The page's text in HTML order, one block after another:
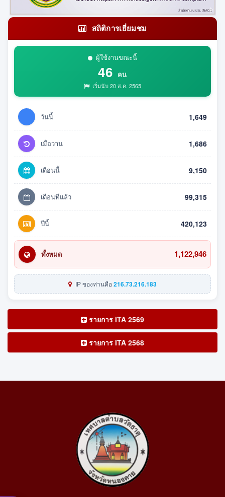
สถิติการเยี่ยมชม
ผู้ใช้งานขณะนี้
46 คน
เริ่มนับ 20 ส.ค. 2565
วันนี้ 1,649
เมื่อวาน 1,686
เดือนนี้ 9,150
เดือนที่แล้ว 99,315
ปีนี้ 420,123
ทั้งหมด 1,122,946
IP ของท่านคือ216.73.216.183
รายการ ITA 2569
รายการ ITA 2568